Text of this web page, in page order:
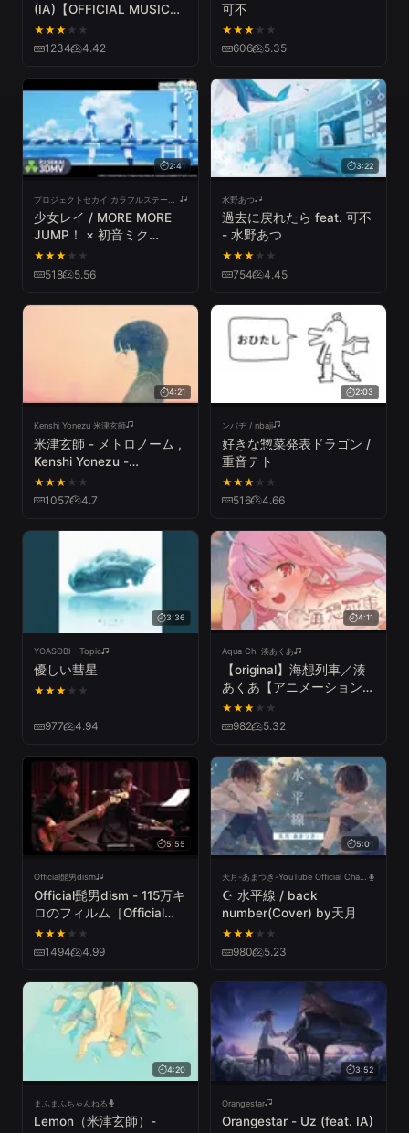
(IA)【OFFICIAL MUSIC
VIDEO】
★★★ ★ ★
1234 4.42
可不
★★★ ★ ★
606 5.35
2:41
少女レイ / MORE MORE
JUMP！ × 初音ミク
【3DMV】
★★★ ★ ★
518 5.56
3:22
水野あつ
過去に戻れたら feat. 可不
- 水野あつ
★★★ ★ ★
754 4.45
4:21
Kenshi Yonezu 米津玄師
米津玄師 - メトロノーム ,
Kenshi Yonezu -
Metronome
★★★ ★ ★
1057 4.7
2:03
ンバヂ / nbaji
好きな惣菜発表ドラゴン /
重音テト
★★★ ★ ★
516 4.66
3:36
YOASOBI - Topic
優しい彗星
★★★ ★ ★
977 4.94
4:11
Aqua Ch. 湊あくあ
【original】海想列車／湊
あくあ【アニメーション
MV】
★★★ ★ ★
982 5.32
5:55
Official髭男dism
Official髭男dism - 115万キ
ロのフィルム［Official
Live Video］
★★★ ★ ★
1494 4.99
5:01
天月-あまつき-YouTube Official Channel
☪ 水平線 / back
number(Cover) by天月
★★★ ★ ★
980 5.23
4:20
まふまふちゃんねる
Lemon（米津玄師）-
3:52
Orangestar
Orangestar - Uz (feat. IA)